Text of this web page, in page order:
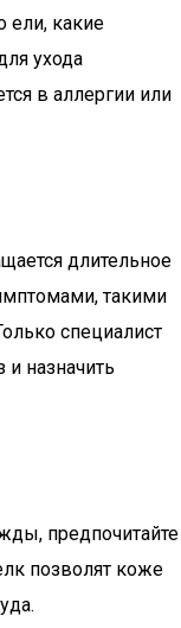
ели, какие
ухода
в аллергии или
длительное
такими
специалист
назначить
предпочитайте
позволят коже